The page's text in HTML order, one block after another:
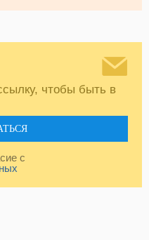
чтобы быть в
с